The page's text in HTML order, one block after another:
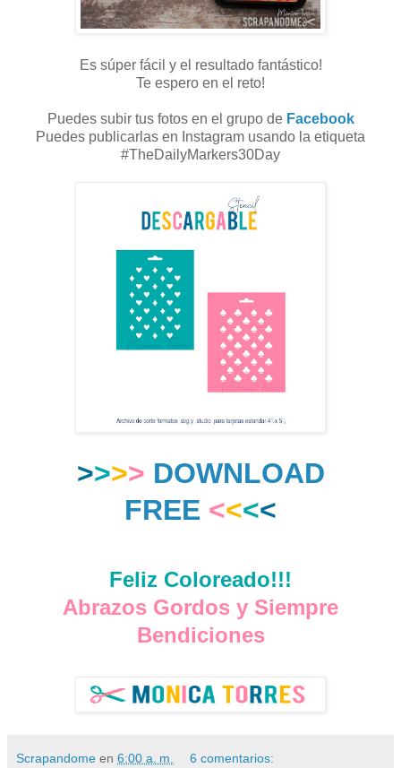
Es súper fácil y el resultado fantástico!
Te espero en el reto!
Puedes subir tus fotos en el grupo de Facebook
Puedes publicarlas en Instagram usando la etiqueta
#TheDailyMarkers30Day
>>>> DOWNLOAD
FREE <<<<
Feliz Coloreado!!!
Abrazos Gordos y Siempre
Bendiciones
Scrapandome en 6:00 a. m. 6 comentarios: